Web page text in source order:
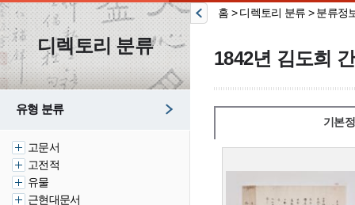
디렉토리 분류
유형 분류
고문서
고전적
유물
근현대문서
홈 > 디렉토리 분류 > 분류정
1842년 김도희
기본